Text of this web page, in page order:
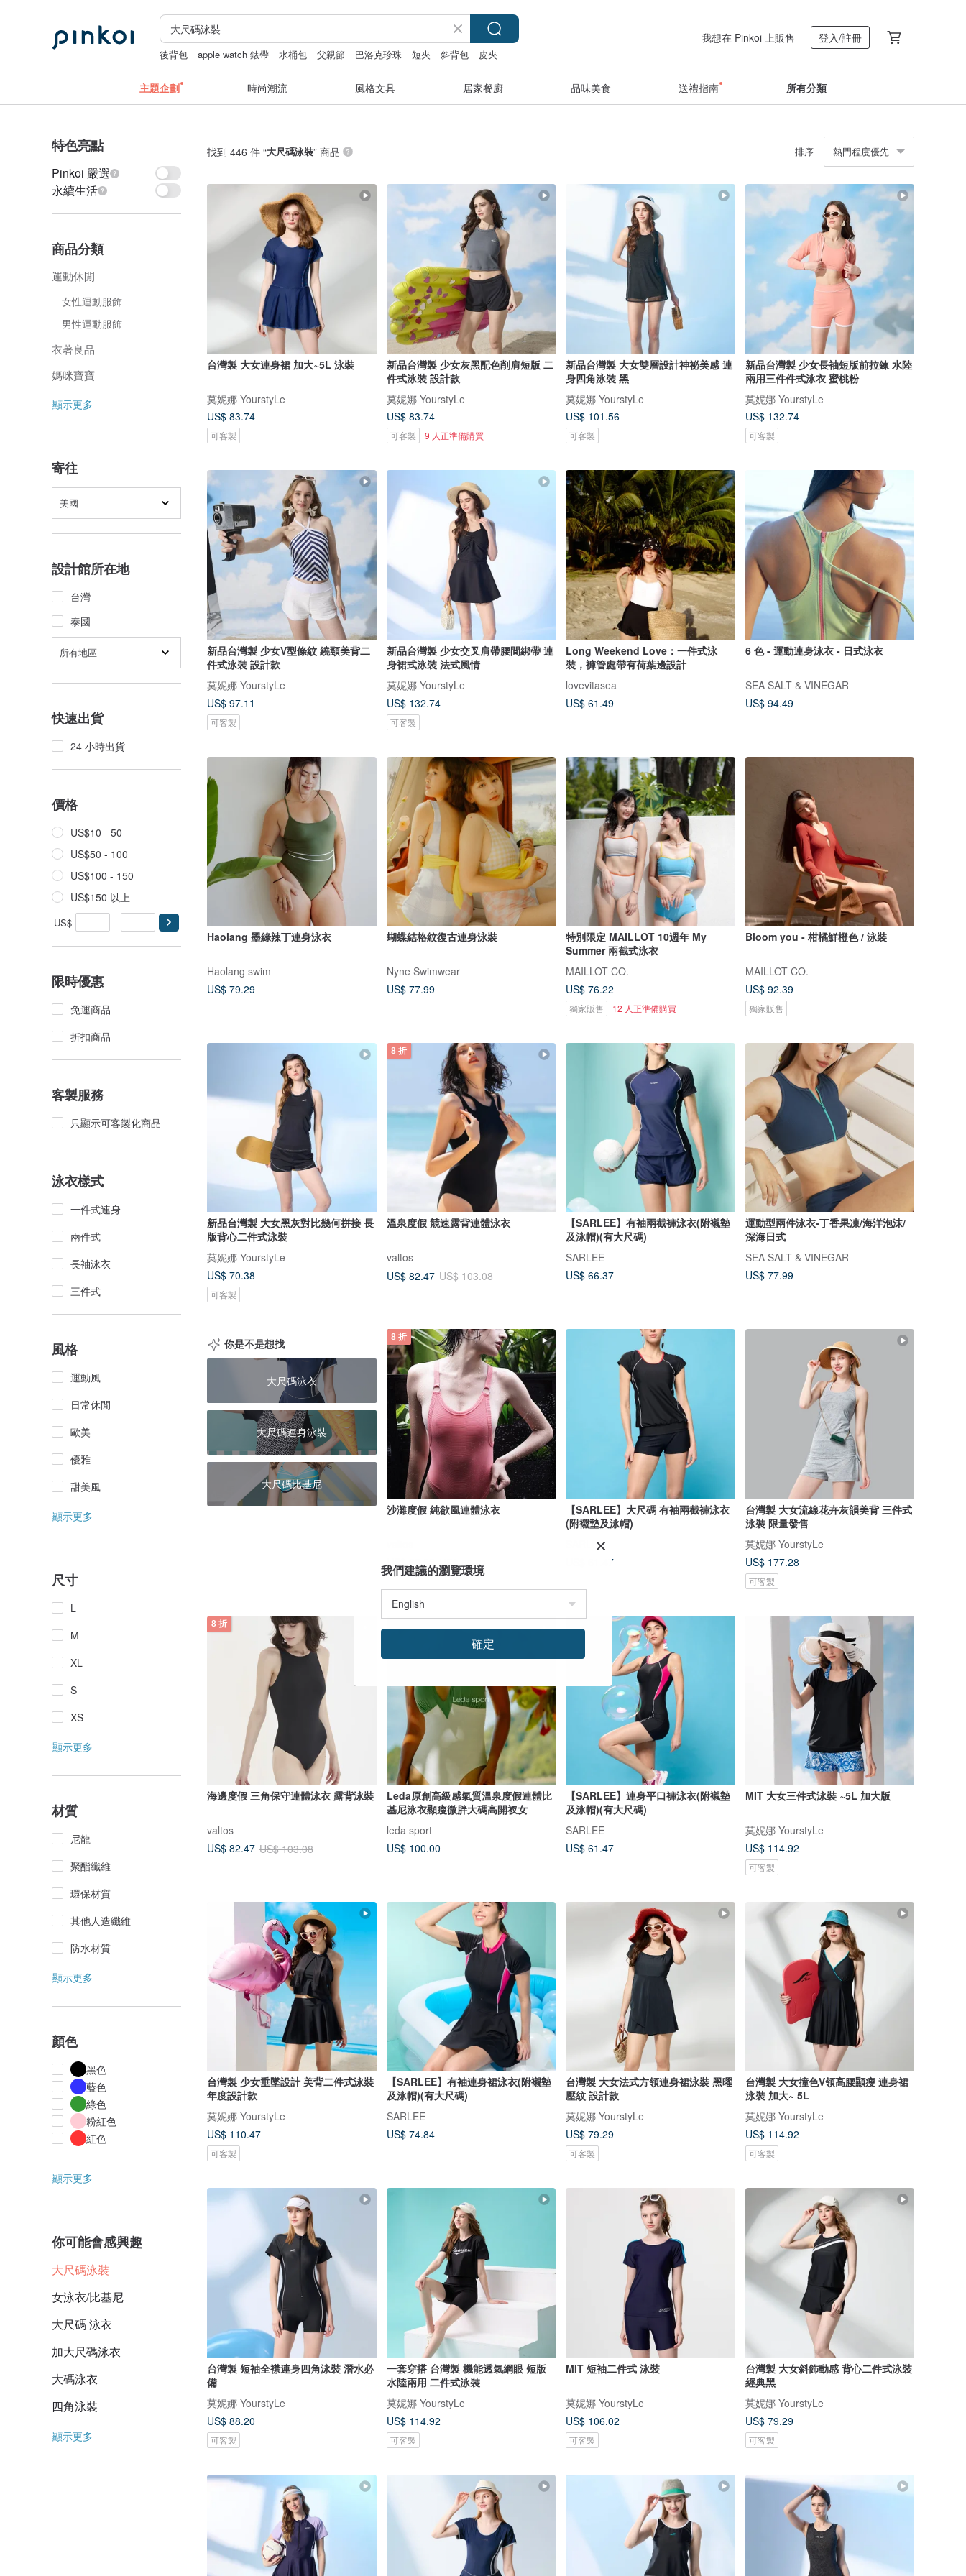
後背包 apple watch 錶帶 水桶包 父親節 巴洛克珍珠 短夾 斜背包 皮夾
我想在 Pinkoi 上販售 登入/註冊
主題企劃 時尚潮流 風格文具 居家餐廚 品味美食 送禮指南 所有分類
特色亮點
Pinkoi 嚴選
永續生活
商品分類
運動休閒
女性運動服飾
男性運動服飾
衣著良品
媽咪寶寶
顯示更多
寄往
美國
設計館所在地
台灣
泰國
所有地區
快速出貨
24 小時出貨
價格
US$10 - 50
US$50 - 100
US$100 - 150
US$150 以上
US$ -
限時優惠
免運商品
折扣商品
客製服務
只顯示可客製化商品
泳衣樣式
一件式連身
兩件式
長袖泳衣
三件式
風格
運動風
日常休閒
歐美
優雅
甜美風
顯示更多
尺寸
L
M
XL
S
XS
顯示更多
材質
尼龍
聚酯纖維
環保材質
其他人造纖維
防水材質
顯示更多
顏色
黑色
藍色
綠色
粉紅色
紅色
顯示更多
你可能會感興趣
大尺碼泳裝
女泳衣/比基尼
大尺碼 泳衣
加大尺碼泳衣
大碼泳衣
四角泳裝
顯示更多
找到 446 件 “大尺碼泳裝” 商品 排序 熱門程度優先
台灣製 大女連身裙 加大~5L 泳裝
莫妮娜 YourstyLe
US$ 83.74
可客製
新品台灣製 少女灰黑配色削肩短版 二
件式泳裝 設計款
莫妮娜 YourstyLe
US$ 83.74
可客製 9 人正準備購買
新品台灣製 大女雙層設計神祕美感 連
身四角泳裝 黑
莫妮娜 YourstyLe
US$ 101.56
可客製
新品台灣製 少女長袖短版前拉鍊 水陸
兩用三件件式泳衣 蜜桃粉
莫妮娜 YourstyLe
US$ 132.74
可客製
新品台灣製 少女V型條紋 繞頸美背二
件式泳裝 設計款
莫妮娜 YourstyLe
US$ 97.11
可客製
新品台灣製 少女交叉肩帶腰間綁帶 連
身裙式泳裝 法式風情
莫妮娜 YourstyLe
US$ 132.74
可客製
Long Weekend Love：一件式泳
裝，褲管處帶有荷葉邊設計
lovevitasea
US$ 61.49
6 色 - 運動連身泳衣 - 日式泳衣
SEA SALT & VINEGAR
US$ 94.49
Haolang 墨綠辣丁連身泳衣
Haolang swim
US$ 79.29
蝴蝶結格紋復古連身泳裝
Nyne Swimwear
US$ 77.99
特別限定 MAILLOT 10週年 My
Summer 兩截式泳衣
MAILLOT CO.
US$ 76.22
獨家販售 12 人正準備購買
Bloom you - 柑橘鮮橙色 / 泳裝
MAILLOT CO.
US$ 92.39
獨家販售
新品台灣製 大女黑灰對比幾何拼接 長
版背心二件式泳裝
莫妮娜 YourstyLe
US$ 70.38
可客製
8 折
溫泉度假 競速露背連體泳衣
valtos
US$ 82.47 US$ 103.08
【SARLEE】有袖兩截褲泳衣(附襯墊
及泳帽)(有大尺碼)
SARLEE
US$ 66.37
運動型兩件泳衣-丁香果凍/海洋泡沫/
深海日式
SEA SALT & VINEGAR
US$ 77.99
你是不是想找
大尺碼泳衣
大尺碼連身泳裝
大尺碼比基尼
8 折
沙灘度假 純欲風連體泳衣
US$ 69.53 US$ 86.91
【SARLEE】大尺碼 有袖兩截褲泳衣
(附襯墊及泳帽)
SARLEE
US$ 61.47
台灣製 大女流線花卉灰韻美背 三件式
泳裝 限量發售
莫妮娜 YourstyLe
US$ 177.28
可客製
8 折
海邊度假 三角保守連體泳衣 露背泳裝
valtos
US$ 82.47 US$ 103.08
Leda原創高級感氣質溫泉度假連體比
基尼泳衣顯瘦微胖大碼高開衩女
leda sport
US$ 100.00
【SARLEE】連身平口褲泳衣(附襯墊
及泳帽)(有大尺碼)
SARLEE
US$ 61.47
MIT 大女三件式泳裝 ~5L 加大版
莫妮娜 YourstyLe
US$ 114.92
可客製
台灣製 少女垂墜設計 美背二件式泳裝
年度設計款
莫妮娜 YourstyLe
US$ 110.47
可客製
【SARLEE】有袖連身裙泳衣(附襯墊
及泳帽)(有大尺碼)
SARLEE
US$ 74.84
台灣製 大女法式方領連身裙泳裝 黑曜
壓紋 設計款
莫妮娜 YourstyLe
US$ 79.29
可客製
台灣製 大女撞色V領高腰顯瘦 連身裙
泳裝 加大~ 5L
莫妮娜 YourstyLe
US$ 114.92
可客製
台灣製 短袖全襟連身四角泳裝 潛水必
備
莫妮娜 YourstyLe
US$ 88.20
可客製
一套穿搭 台灣製 機能透氣網眼 短版
水陸兩用 二件式泳裝
莫妮娜 YourstyLe
US$ 114.92
可客製
MIT 短袖二件式 泳裝
莫妮娜 YourstyLe
US$ 106.02
可客製
台灣製 大女斜飾動感 背心二件式泳裝
經典黑
莫妮娜 YourstyLe
US$ 79.29
可客製
我們建議的瀏覽環境
確定